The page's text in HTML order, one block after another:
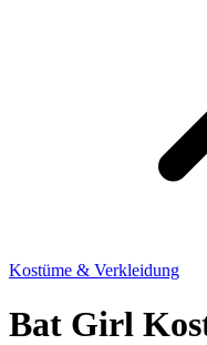
Kostüme & Verkleidung
Bat Girl